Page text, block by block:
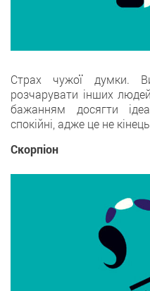
Страх чужої думки.
розчарувати інших
бажанням досягти
спокійні, адже це не
Скорпіон